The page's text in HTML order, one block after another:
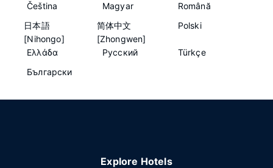
Čeština
Magyar
Română
日本語
[Nihongo]
简体中文
[Zhongwen]
Polski
Ελλάδα Русский
Türkçe
Български
Explore Hotels